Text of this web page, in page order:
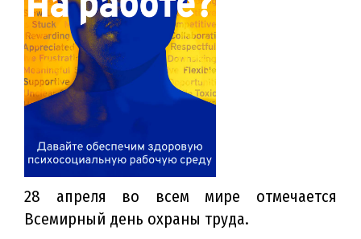
28 апреля во всем мире отмечается
Всемирный день охраны труда.